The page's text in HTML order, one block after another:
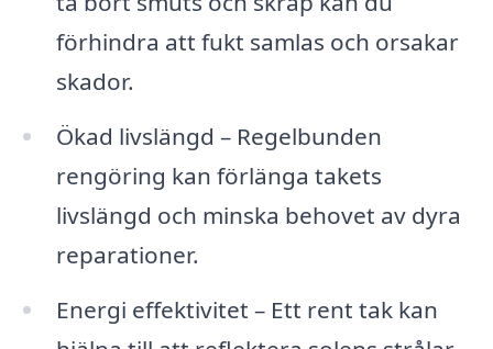
förhindra att fukt samlas och orsakar
skador.
Ökad livslängd – Regelbunden
rengöring kan förlänga takets
livslängd och minska behovet av dyra
reparationer.
Energi effektivitet – Ett rent tak kan